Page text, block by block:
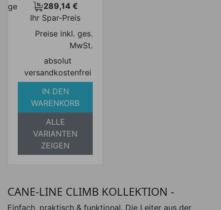
Preis
289,14 €
Ihr Spar-Preis
Preise inkl. ges.
MwSt.
absolut
versandkostenfrei
IN DEN
WARENKORB
ALLE
VARIANTEN
ZEIGEN
CANE-LINE CLIMB KOLLEKTION -
Einfach, praktisch & funktional. Die Leiter aus der